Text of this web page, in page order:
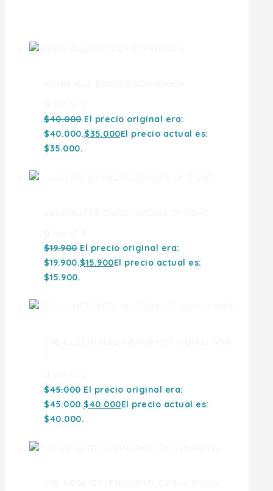
$40.000 El precio original era:
$40.000.$35.000El precio actual es:
$35.000.
$19.900 El precio original era:
$19.900.$15.900El precio actual es:
$15.900.
$45.000 El precio original era:
$45.000.$40.000El precio actual es:
$40.000.